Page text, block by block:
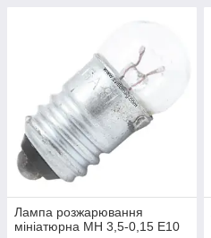
Лампа розжарювання
мініатюрна МН 3,5-0,15 Е10